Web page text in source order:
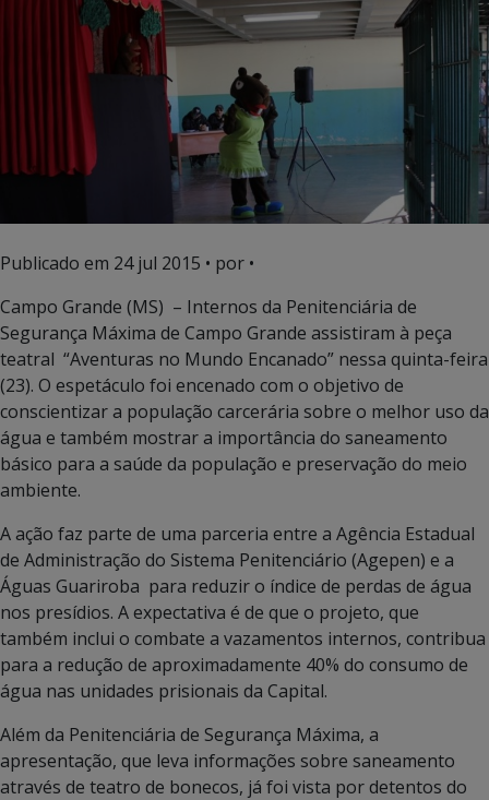
Publicado em 24 jul 2015 • por •
Campo Grande (MS) – Internos da Penitenciária de
Segurança Máxima de Campo Grande assistiram à peça
teatral “Aventuras no Mundo Encanado” nessa quinta-feira
(23). O espetáculo foi encenado com o objetivo de
conscientizar a população carcerária sobre o melhor uso da
água e também mostrar a importância do saneamento
básico para a saúde da população e preservação do meio
ambiente.
A ação faz parte de uma parceria entre a Agência Estadual
de Administração do Sistema Penitenciário (Agepen) e a
Águas Guariroba para reduzir o índice de perdas de água
nos presídios. A expectativa é de que o projeto, que
também inclui o combate a vazamentos internos, contribua
para a redução de aproximadamente 40% do consumo de
água nas unidades prisionais da Capital.
Além da Penitenciária de Segurança Máxima, a
apresentação, que leva informações sobre saneamento
através de teatro de bonecos, já foi vista por detentos do